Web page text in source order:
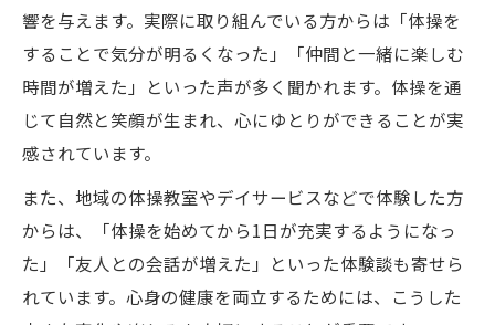
響を与えます。実際に取り組んでいる方からは「体操を
することで気分が明るくなった」「仲間と一緒に楽しむ
時間が増えた」といった声が多く聞かれます。体操を通
じて自然と笑顔が生まれ、心にゆとりができることが実
感されています。
また、地域の体操教室やデイサービスなどで体験した方
からは、「体操を始めてから1日が充実するようになっ
た」「友人との会話が増えた」といった体験談も寄せら
れています。心身の健康を両立するためには、こうした